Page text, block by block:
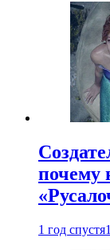
почему
1 год спустя